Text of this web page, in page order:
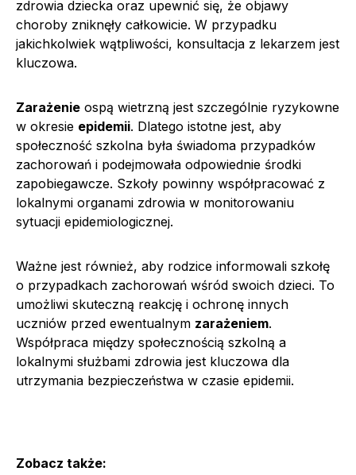
zdrowia dziecka oraz upewnić się, że objawy
choroby zniknęły całkowicie. W przypadku
jakichkolwiek wątpliwości, konsultacja z lekarzem jest
kluczowa.
Zarażenie ospą wietrzną jest szczególnie ryzykowne
w okresie epidemii. Dlatego istotne jest, aby
społeczność szkolna była świadoma przypadków
zachorowań i podejmowała odpowiednie środki
zapobiegawcze. Szkoły powinny współpracować z
lokalnymi organami zdrowia w monitorowaniu
sytuacji epidemiologicznej.
Ważne jest również, aby rodzice informowali szkołę
o przypadkach zachorowań wśród swoich dzieci. To
umożliwi skuteczną reakcję i ochronę innych
uczniów przed ewentualnym zarażeniem.
Współpraca między społecznością szkolną a
lokalnymi służbami zdrowia jest kluczowa dla
utrzymania bezpieczeństwa w czasie epidemii.
Zobacz także: